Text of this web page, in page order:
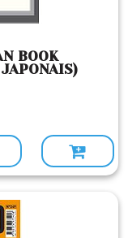
BOOK